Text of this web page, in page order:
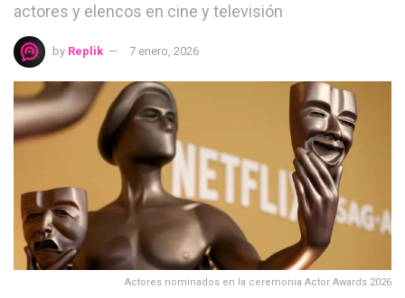
actores y elencos en cine y televisión
by Replik 7 enero, 2026
Actores nominados en la ceremonia Actor Awards 2026